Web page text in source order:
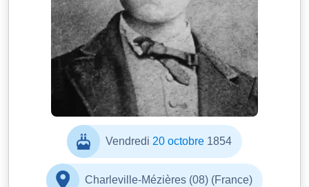
Étienne Carjat
Vendredi 20 octobre 1854
Charleville-Mézières (08) (France)